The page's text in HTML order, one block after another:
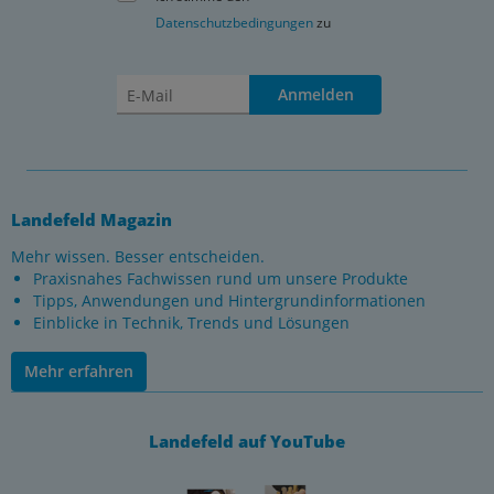
Datenschutzbedingungenzu
Anmelden
Landefeld Magazin
Mehr wissen. Besser entscheiden.
Praxisnahes Fachwissen rund um unsere Produkte
Tipps, Anwendungen und Hintergrundinformationen
Einblicke in Technik, Trends und Lösungen
Mehr erfahren
Landefeld auf YouTube